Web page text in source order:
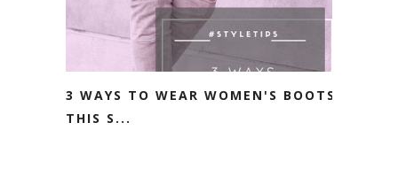
3 WAYS TO WEAR WOMEN'S BOOTS
THIS S...